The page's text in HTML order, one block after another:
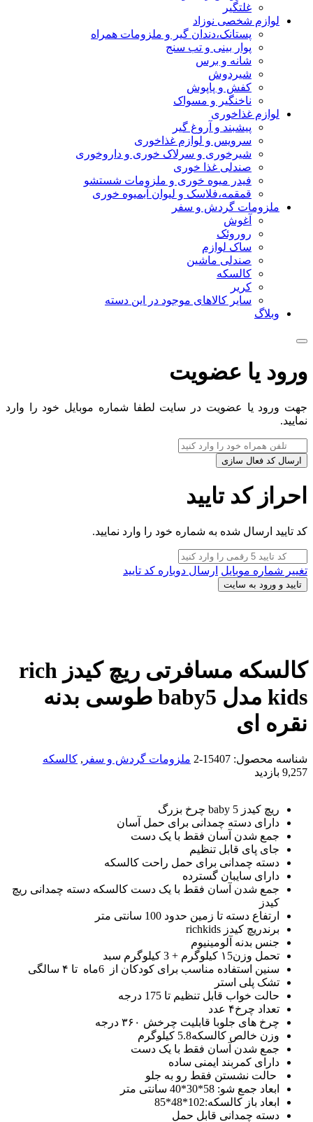
غلتگیر
لوازم شخصی نوزاد
پستانک،دندان گیر و ملزومات همراه
پوار بینی و تب سنج
شانه و برس
شیردوش
کفش و پاپوش
ناخنگیر و مسواک
لوازم غذاخوری
پیشبند و آروغ گیر
سرویس و لوازم غذاخوری
شیرخوری و سرلاک خوری و داروخوری
صندلی غذا خوری
فیدر میوه خوری و ملزومات شستشو
قمقمه،فلاسک و لیوان آبمیوه خوری
ملزومات گردش و سفر
آغوش
روروئک
ساک لوازم
صندلی ماشین
کالسکه
کریر
سایر کالاهای موجود در این دسته
وبلاگ
ورود یا عضویت
جهت ورود یا عضویت در سایت لطفا شماره موبایل خود را وارد
نمایید.
ارسال کد فعال سازی
احراز کد تایید
کد تایید ارسال شده به شماره خود را وارد نمایید.
تغییر شماره موبایل ارسال دوباره کد تایید
تایید و ورود به سایت
کالسکه مسافرتی ریچ کیدز rich
kids مدل baby5 طوسی بدنه
نقره ای
شناسه محصول: 15407-2 ملزومات گردش و سفر , کالسکه
9,257 بازدید
ریچ کیدز baby 5 چرخ بزرگ
دارای دسته چمدانی برای حمل آسان
جمع شدن آسان فقط با یک دست
جای پای قابل تنظیم
دسته چمدانی برای حمل راحت کالسکه
دارای سایبان گسترده
جمع شدن آسان فقط با یک دست کالسکه دسته چمدانی ریچ
کیدز
ارتفاع دسته تا زمین حدود 100 سانتی متر
برندریچ کیدز richkids
جنس بدنه آلومینیوم
تحمل وزن۱5 کیلوگرم + 3 کیلوگرم سبد
سنین استفاده مناسب برای کودکان از 6ماه تا ۴ سالگی
تشک پلی استر
حالت خواب قابل تنظیم تا 175 درجه
تعداد چرخ۴ عدد
چرخ های جلوبا قابلیت چرخش ۳۶۰ درجه
وزن خالص کالسکه5.8 کیلوگرم
جمع شدن آسان فقط با یک دست
دارای کمربند ایمنی ساده
حالت نشستن فقط رو به جلو
ابعاد جمع شو: 58*30*40 سانتی متر
ابعاد باز کالسکه:102*48*85
دسته چمدانی قابل حمل